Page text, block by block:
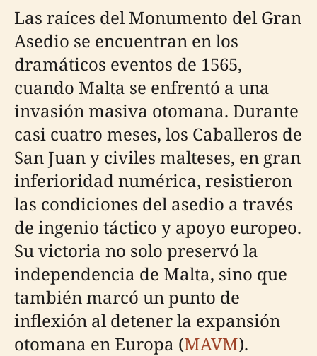
Las raíces del Monumento del Gran
Asedio se encuentran en los
dramáticos eventos de 1565,
cuando Malta se enfrentó a una
invasión masiva otomana. Durante
casi cuatro meses, los Caballeros de
San Juan y civiles malteses, en gran
inferioridad numérica, resistieron
las condiciones del asedio a través
de ingenio táctico y apoyo europeo.
Su victoria no solo preservó la
independencia de Malta, sino que
también marcó un punto de
inflexión al detener la expansión
otomana en Europa (MAVM).